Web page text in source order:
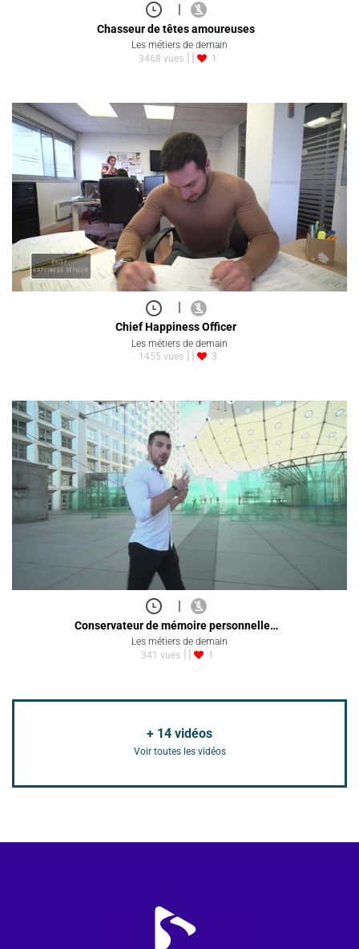
|
Chasseur de têtes amoureuses
Les métiers de demain
3468 vues
1
|
Chief Happiness Officer
Les métiers de demain
1455 vues
3
|
Conservateur de mémoire personnelle…
Les métiers de demain
341 vues
1
+ 14 vidéos
Voir toutes les vidéos